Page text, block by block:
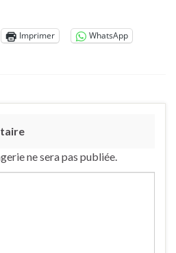
Imprimer WhatsApp
ne sera pas publiée.